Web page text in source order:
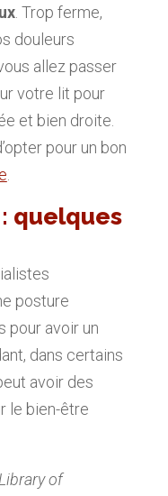
. Trop ferme,
douleurs
allez passer
votre lit pour
et bien droite.
pour un bon
.
quelques
posture
pour avoir un
dans certains
avoir des
le bien-être
of